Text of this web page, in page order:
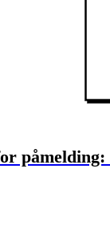
påmelding: